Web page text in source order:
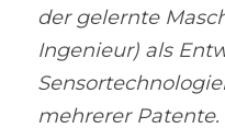
der gelernte
Ingenieur) als
mehrerer